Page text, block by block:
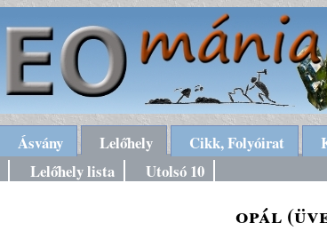
Ásvány Lelőhely Cikk, Folyóirat
Lelőhely lista Utolsó 10
opál